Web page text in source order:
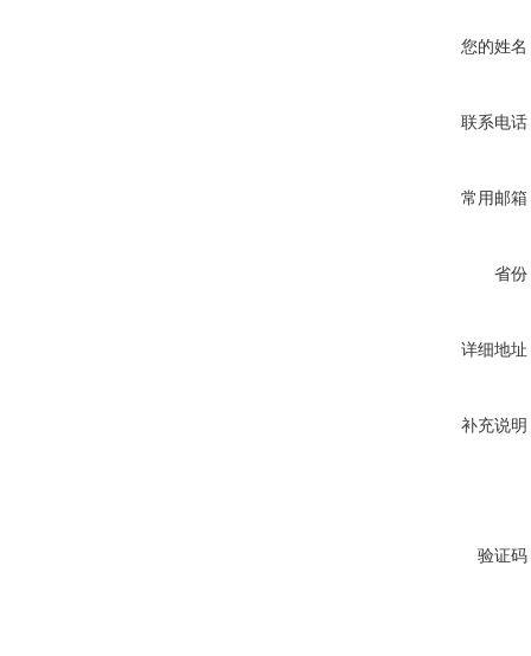
您的姓名
联系电话
常用邮箱
省份
详细地址
补充说明
验证码